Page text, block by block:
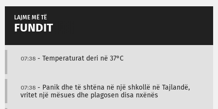
LAJME MË TË
FUNDIT
07:38 - Temperaturat deri në 37°C
07:38 - Panik dhe të shtëna në një shkollë në Tajlandë,
vritet një mësues dhe plagosen disa nxënës